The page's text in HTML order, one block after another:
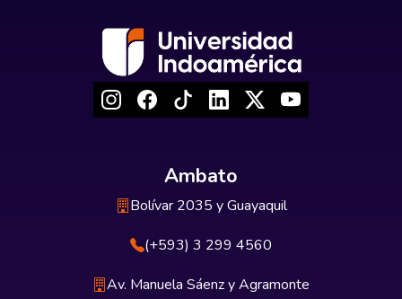
Ambato
Bolívar 2035 y Guayaquil
(+593) 3 299 4560
Av. Manuela Sáenz y Agramonte